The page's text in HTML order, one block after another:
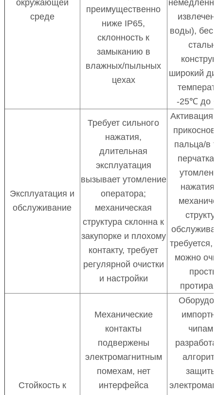
окружающей
среде
преимущественно
ниже IP65,
склонность к
замыканию в
влажных/пыльных
цехах
воды),
широкий
-25℃ до
Эксплуатация и
обслуживание
Требует сильного
нажатия,
длительная
эксплуатация
вызывает утомление
оператора;
механическая
структура склонна к
закупорке и плохому
контакту, требует
регулярной очистки
и настройки
Активация
пальца/в
требуется,
можно
Стойкость к
Механические
контакты
подвержены
электромагнитным
помехам, нет
интерфейса
защиты